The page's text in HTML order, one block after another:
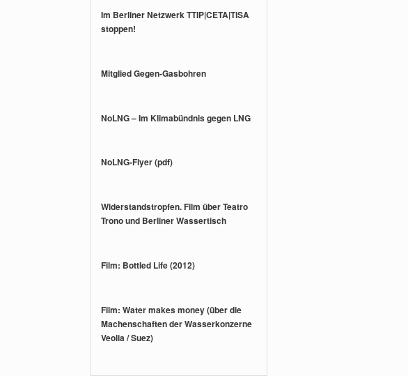
Im Berliner Netzwerk TTIP|CETA|TiSA
stoppen!
Mitglied Gegen-Gasbohren
NoLNG – Im Klimabündnis gegen LNG
NoLNG-Flyer (pdf)
Widerstandstropfen. Film über Teatro
Trono und Berliner Wassertisch
Film: Bottled Life (2012)
Film: Water makes money (über die
Machenschaften der Wasserkonzerne
Veolia / Suez)